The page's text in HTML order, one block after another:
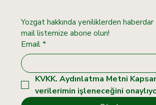
Yozgat hakkında yeniliklerden haberdar
mail listemize abone olun!
Email*
KVKK. Aydınlatma Metni
verilerimin işleneceğini